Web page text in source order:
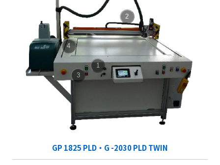
1
2
3
4
GP 1825 PLD・G -2030 PLD TWIN